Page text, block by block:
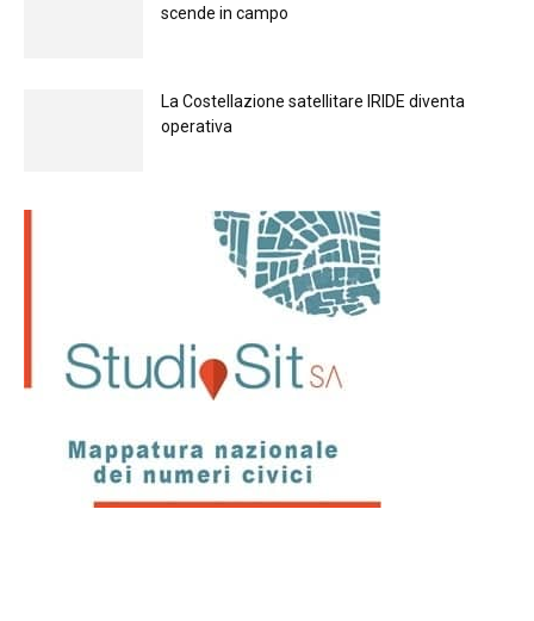
scende in campo
La Costellazione satellitare IRIDE diventa
operativa